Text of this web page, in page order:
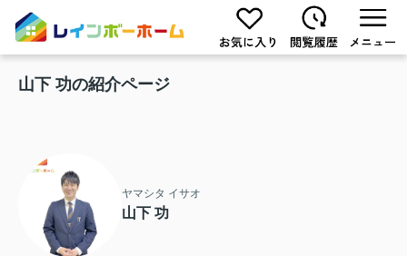
山下 功の紹介ページ
ヤマシタ イサオ
山下 功